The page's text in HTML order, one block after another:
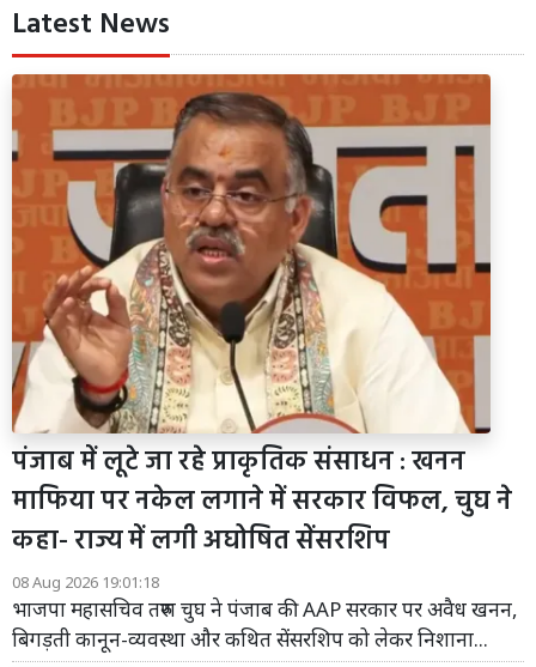
Latest News
पंजाब में लूटे जा रहे प्राकृतिक संसाधन : खनन
माफिया पर नकेल लगाने में सरकार विफल, चुघ ने
कहा- राज्य में लगी अघोषित सेंसरशिप
08 Aug 2026 19:01:18
भाजपा महासचिव तरुण चुघ ने पंजाब की AAP सरकार पर अवैध खनन,
बिगड़ती कानून-व्यवस्था और कथित सेंसरशिप को लेकर निशाना...